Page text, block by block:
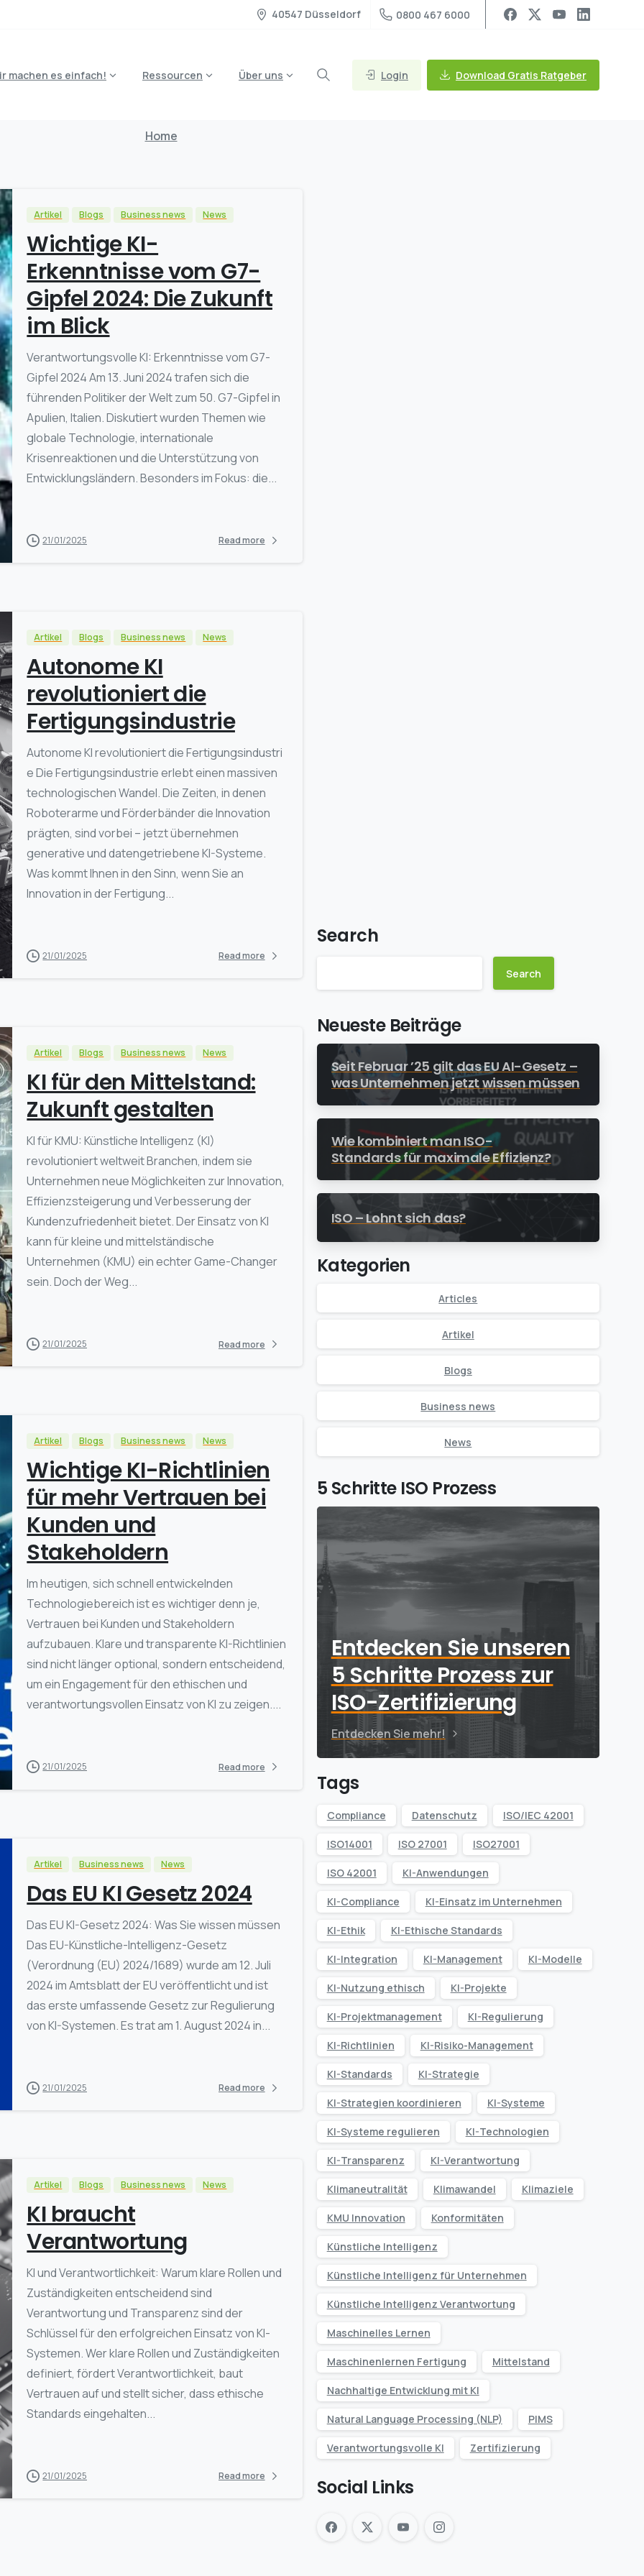
40547 Düsseldorf 0800 467 6000
machen es einfach! Ressourcen Über uns Login Download Gratis Ratgeber
Home
Artikel Blogs Business news News
Wichtige KI-
Erkenntnisse vom G7-
Gipfel 2024: Die Zukunft
im Blick
Verantwortungsvolle KI: Erkenntnisse vom G7-
Gipfel 2024 Am 13. Juni 2024 trafen sich die
führenden Politiker der Welt zum 50. G7-Gipfel in
Apulien, Italien. Diskutiert wurden Themen wie
globale Technologie, internationale
Krisenreaktionen und die Unterstützung von
Entwicklungsländern. Besonders im Fokus: die...
21/01/2025 Read more
Artikel Blogs Business news News
Autonome KI
revolutioniert die
Fertigungsindustrie
Autonome KI revolutioniert die Fertigungsindustri
e Die Fertigungsindustrie erlebt einen massiven
technologischen Wandel. Die Zeiten, in denen
Roboterarme und Förderbänder die Innovation
prägten, sind vorbei – jetzt übernehmen
generative und datengetriebene KI-Systeme.
Was kommt Ihnen in den Sinn, wenn Sie an
Innovation in der Fertigung...
21/01/2025 Read more
Artikel Blogs Business news News
KI für den Mittelstand:
Zukunft gestalten
KI für KMU: Künstliche Intelligenz (KI)
revolutioniert weltweit Branchen, indem sie
Unternehmen neue Möglichkeiten zur Innovation,
Effizienzsteigerung und Verbesserung der
Kundenzufriedenheit bietet. Der Einsatz von KI
kann für kleine und mittelständische
Unternehmen (KMU) ein echter Game-Changer
sein. Doch der Weg...
21/01/2025 Read more
Artikel Blogs Business news News
Wichtige KI-Richtlinien
für mehr Vertrauen bei
Kunden und
Stakeholdern
Im heutigen, sich schnell entwickelnden
Technologiebereich ist es wichtiger denn je,
Vertrauen bei Kunden und Stakeholdern
aufzubauen. Klare und transparente KI-Richtlinien
sind nicht länger optional, sondern entscheidend,
um ein Engagement für den ethischen und
verantwortungsvollen Einsatz von KI zu zeigen....
21/01/2025 Read more
Artikel Business news News
Das EU KI Gesetz 2024
Das EU KI-Gesetz 2024: Was Sie wissen müssen
Das EU-Künstliche-Intelligenz-Gesetz
(Verordnung (EU) 2024/1689) wurde am 12. Juli
2024 im Amtsblatt der EU veröffentlicht und ist
das erste umfassende Gesetz zur Regulierung
von KI-Systemen. Es trat am 1. August 2024 in...
21/01/2025 Read more
Artikel Blogs Business news News
KI braucht
Verantwortung
KI und Verantwortlichkeit: Warum klare Rollen und
Zuständigkeiten entscheidend sind
Verantwortung und Transparenz sind der
Schlüssel für den erfolgreichen Einsatz von KI-
Systemen. Wer klare Rollen und Zuständigkeiten
definiert, fördert Verantwortlichkeit, baut
Vertrauen auf und stellt sicher, dass ethische
Standards eingehalten...
21/01/2025 Read more
Search
Search
Neueste Beiträge
Seit Februar ’25 gilt das EU AI-Gesetz –
was Unternehmen jetzt wissen müssen
Wie kombiniert man ISO-
Standards für maximale Effizienz?
ISO – Lohnt sich das?
Kategorien
Articles
Artikel
Blogs
Business news
News
5 Schritte ISO Prozess
Entdecken Sie unseren
5 Schritte Prozess zur
ISO-Zertifizierung
Entdecken Sie mehr!
Tags
Compliance Datenschutz ISO/IEC 42001
ISO14001 ISO 27001 ISO27001
ISO 42001 KI-Anwendungen
KI-Compliance KI-Einsatz im Unternehmen
KI-Ethik KI-Ethische Standards
KI-Integration KI-Management KI-Modelle
KI-Nutzung ethisch KI-Projekte
KI-Projektmanagement KI-Regulierung
KI-Richtlinien KI-Risiko-Management
KI-Standards KI-Strategie
KI-Strategien koordinieren KI-Systeme
KI-Systeme regulieren KI-Technologien
KI-Transparenz KI-Verantwortung
Klimaneutralität Klimawandel Klimaziele
KMU Innovation Konformitäten
Künstliche Intelligenz
Künstliche Intelligenz für Unternehmen
Künstliche Intelligenz Verantwortung
Maschinelles Lernen
Maschinenlernen Fertigung Mittelstand
Nachhaltige Entwicklung mit KI
Natural Language Processing (NLP) PIMS
Verantwortungsvolle KI Zertifizierung
Social Links